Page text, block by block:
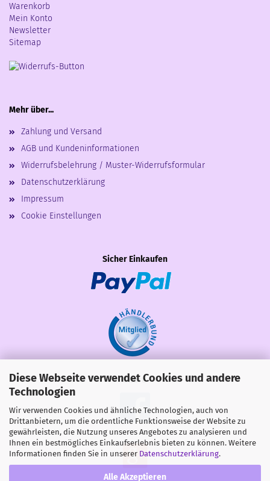
Diese Webseite verwendet Cookies und andere
Technologien
Wir verwenden Cookies und ähnliche Technologien, auch von
Drittanbietern, um die ordentliche Funktionsweise der Website zu
gewährleisten, die Nutzung unseres Angebotes zu analysieren und
Ihnen ein bestmögliches Einkaufserlebnis bieten zu können. Weitere
Informationen finden Sie in unserer Datenschutzerklärung.
Alle Akzeptieren
Warenkorb
Mein Konto
Newsletter
Sitemap
Mehr über...
Zahlung und Versand
AGB und Kundeninformationen
Widerrufsbelehrung / Muster-Widerrufsformular
Datenschutzerklärung
Impressum
Cookie Einstellungen
Sicher Einkaufen
Share